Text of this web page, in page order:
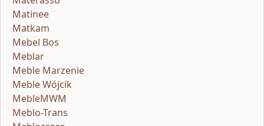
Matinee
Matkam
Mebel Bos
Meblar
Meble Marzenie
Meble Wójcik
MebleMWM
Meblo-Trans